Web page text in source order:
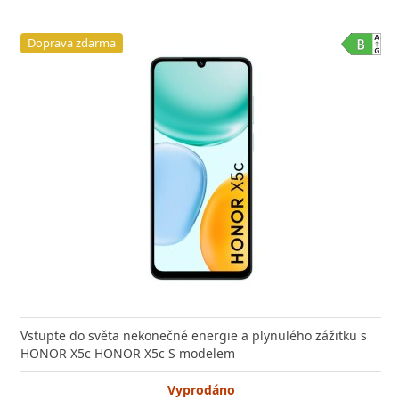
Doprava zdarma
Vstupte do světa nekonečné energie a plynulého zážitku s
HONOR X5c HONOR X5c S modelem
Vyprodáno